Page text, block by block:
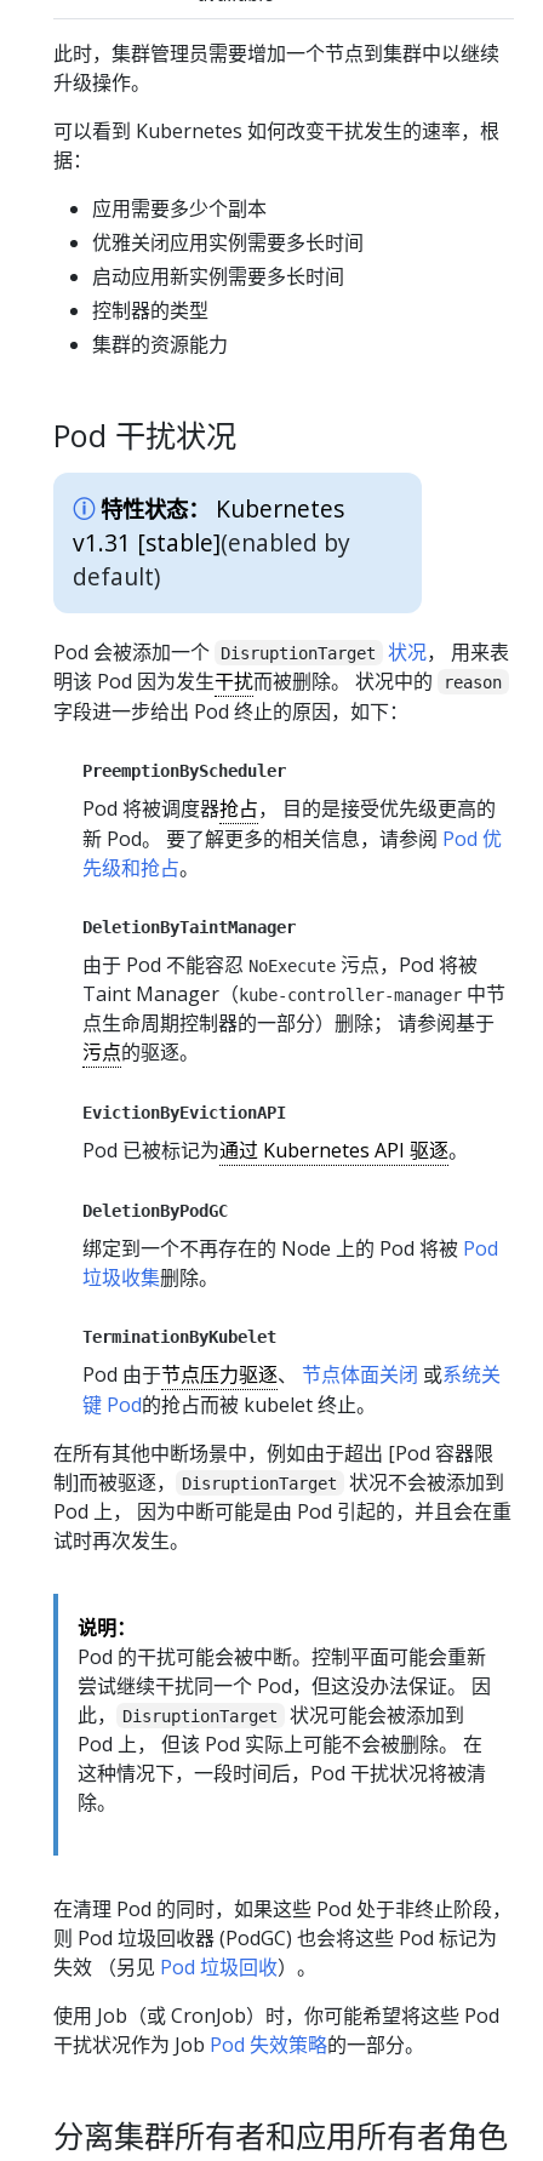
此时，集群管理员需要增加一个节点到集群中以继续
升级操作。
可以看到 Kubernetes 如何改变干扰发生的速率，根
据：
应用需要多少个副本
优雅关闭应用实例需要多长时间
启动应用新实例需要多长时间
控制器的类型
集群的资源能力
Pod 干扰状况
特性状态：
Kubernetes
v1.31 [stable](enabled by
default)
Pod 会被添加一个 DisruptionTarget 状况， 用来表
明该 Pod 因为发生干扰而被删除。 状况中的 reason
字段进一步给出 Pod 终止的原因，如下：
PreemptionByScheduler
Pod 将被调度器抢占， 目的是接受优先级更高的
新 Pod。 要了解更多的相关信息，请参阅 Pod 优
先级和抢占。
DeletionByTaintManager
由于 Pod 不能容忍 NoExecute 污点，Pod 将被
Taint Manager（ kube-controller-manager 中节
点生命周期控制器的一部分）删除； 请参阅基于
污点的驱逐。
EvictionByEvictionAPI
Pod 已被标记为通过 Kubernetes API 驱逐。
DeletionByPodGC
绑定到一个不再存在的 Node 上的 Pod 将被 Pod
垃圾收集删除。
TerminationByKubelet
Pod 由于节点压力驱逐、 节点体面关闭 或系统关
键 Pod的抢占而被 kubelet 终止。
在所有其他中断场景中，例如由于超出 [Pod 容器限
制]而被驱逐，
DisruptionTarget
状况不会被添加到
Pod 上， 因为中断可能是由 Pod 引起的，并且会在重
试时再次发生。
说明：
Pod 的干扰可能会被中断。控制平面可能会重新
尝试继续干扰同一个 Pod，但这没办法保证。 因
此，
DisruptionTarget
状况可能会被添加到
Pod 上， 但该 Pod 实际上可能不会被删除。 在
这种情况下，一段时间后，Pod 干扰状况将被清
除。
在清理 Pod 的同时，如果这些 Pod 处于非终止阶段，
则 Pod 垃圾回收器 (PodGC) 也会将这些 Pod 标记为
失效 （另见 Pod 垃圾回收）。
使用 Job（或 CronJob）时，你可能希望将这些 Pod
干扰状况作为 Job Pod 失效策略的一部分。
分离集群所有者和应用所有者角色